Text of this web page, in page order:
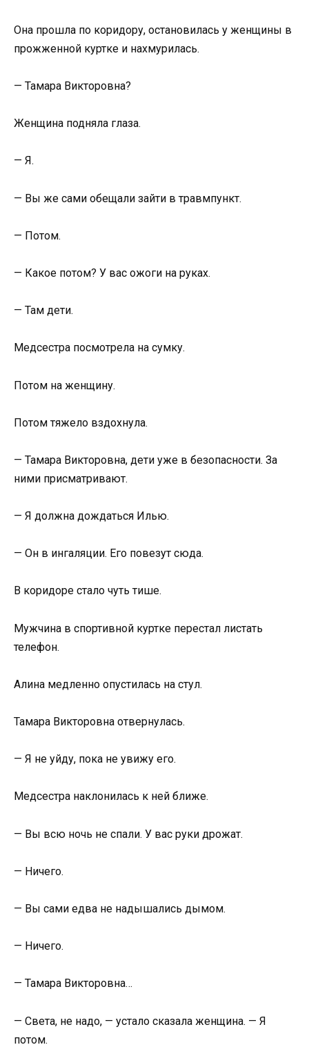
Она прошла по коридору, остановилась у женщины в
прожженной куртке и нахмурилась.
— Тамара Викторовна?
Женщина подняла глаза.
— Я.
— Вы же сами обещали зайти в травмпункт.
— Потом.
— Какое потом? У вас ожоги на руках.
— Там дети.
Медсестра посмотрела на сумку.
Потом на женщину.
Потом тяжело вздохнула.
— Тамара Викторовна, дети уже в безопасности. За
ними присматривают.
— Я должна дождаться Илью.
— Он в ингаляции. Его повезут сюда.
В коридоре стало чуть тише.
Мужчина в спортивной куртке перестал листать
телефон.
Алина медленно опустилась на стул.
Тамара Викторовна отвернулась.
— Я не уйду, пока не увижу его.
Медсестра наклонилась к ней ближе.
— Вы всю ночь не спали. У вас руки дрожат.
— Ничего.
— Вы сами едва не надышались дымом.
— Ничего.
— Тамара Викторовна…
— Света, не надо, — устало сказала женщина. — Я
потом.